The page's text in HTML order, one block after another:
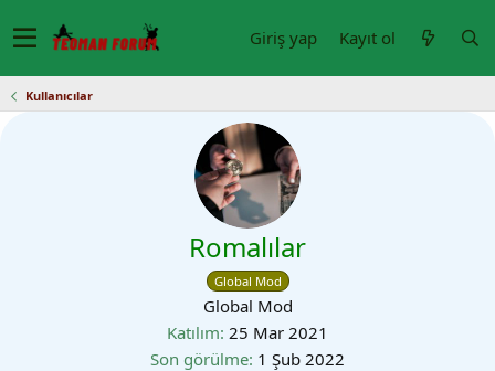
Giriş yap Kayıt ol
Kullanıcılar
Romalılar
Global Mod
Global Mod
Katılım 25 Mar 2021
Son görülme 1 Şub 2022